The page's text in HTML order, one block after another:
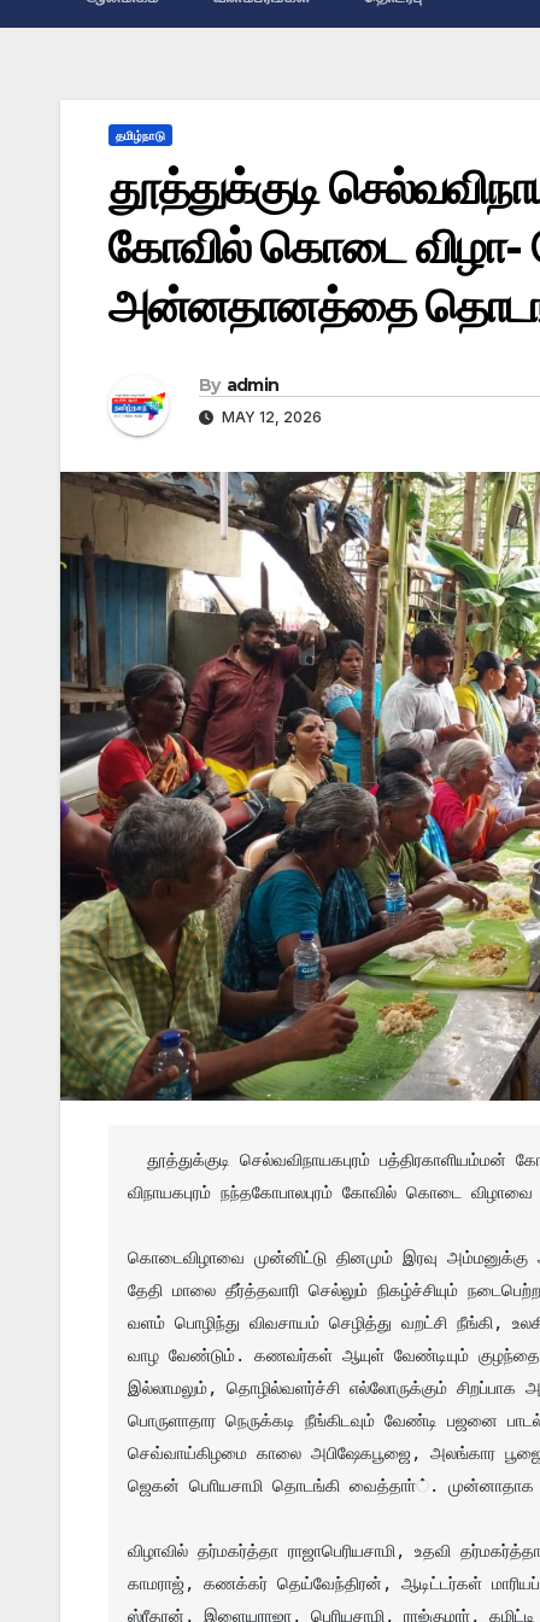
தமிழ்நாடு
தூத்துக்குடி
கோவில் கொடை விழா-
அன்னதானத்தை
By admin
MAY 12, 2026
விநாயகபுரம் நந்தகோபாலபுரம் கோவில் கொடை
கொடைவிழாவை முன்னிட்டு தினமும் இரவு அம்மனுக்கு
தேதி மாலை தீர்த்தவாரி செல்லும் நிகழ்ச்சியும்
வளம் பொழிந்து விவசாயம் செழித்து வறட்சி நீங்கி,
வாழ வேண்டும். கணவர்கள் ஆயுள் வேண்டியும்
இல்லாமலும், தொழில்வளர்ச்சி எல்லோருக்கும்
பொருளாதார நெருக்கடி நீங்கிடவும் வேண்டி பஜனை
செவ்வாய்கிழமை காலை அபிஷேகபூஜை, அலங்கார
ஜெகன் பொியசாமி தொடங்கி வைத்தாா்். முன்னாதாக
விழாவில் தர்மகர்த்தா ராஜாபெரியசாமி, உதவி
காமராஜ், கணக்கர் தெய்வேந்திரன், ஆடிட்டர்கள்
ஸ்ரீதரன், இளையராஜா, பெரியசாமி, ராஜ்குமாா்,